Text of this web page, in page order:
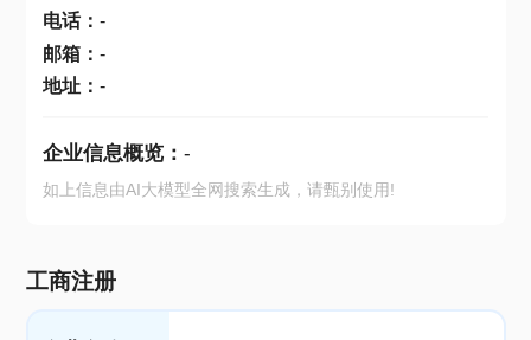
电话： -
邮箱： -
地址： -
企业信息概览： -
如上信息由AI大模型全网搜索生成，请甄别使用!
工商注册